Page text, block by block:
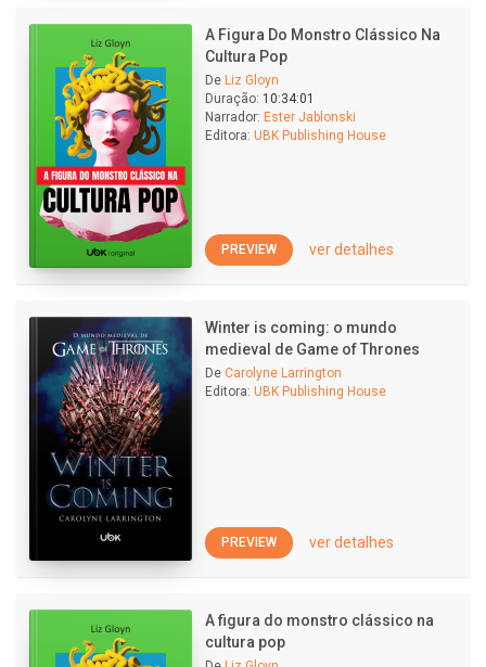
A Figura Do Monstro Clássico Na
Cultura Pop
De Liz Gloyn
Duração: 10:34:01
Narrador: Ester Jablonski
Editora: UBK Publishing House
PREVIEW ver detalhes
Winter is coming: o mundo
medieval de Game of Thrones
De Carolyne Larrington
Editora: UBK Publishing House
PREVIEW ver detalhes
A figura do monstro clássico na
cultura pop